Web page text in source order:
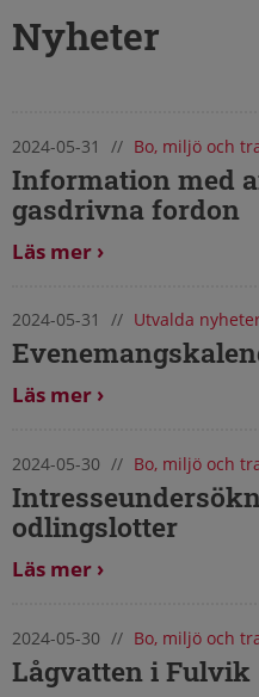
Nyheter
Nyheter från
2024-05-31 // Bo, miljö och
Information med
gasdrivna fordon
Läs mer
2024-05-31 // Utvalda
Läs mer
2024-05-30 // Bo, miljö och
odlingslotter
Läs mer
2024-05-30 // Bo, miljö och
Lågvatten i Fulvik